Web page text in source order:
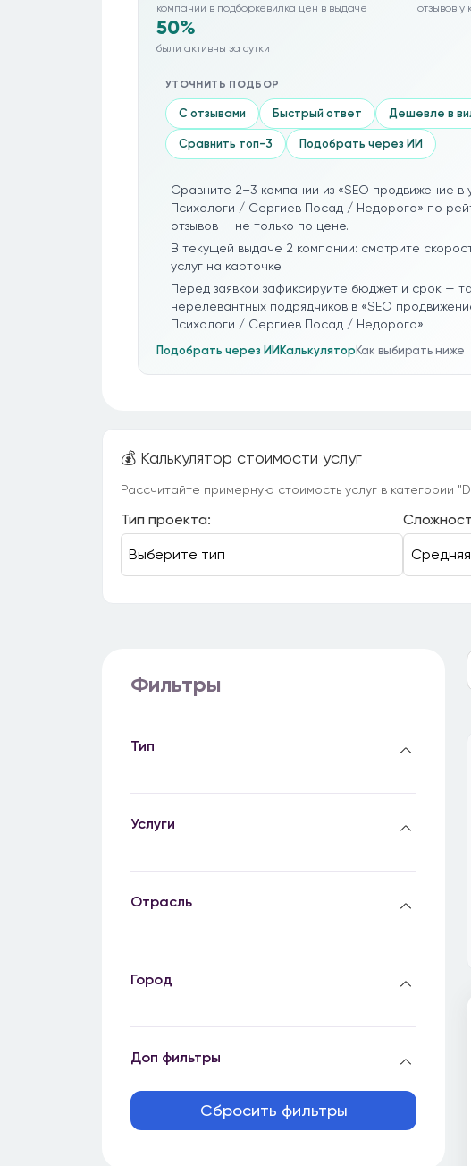
компании в подборкевилка цен в выдаче отзывов у
50%
были активны за сутки
УТОЧНИТЬ ПОДБОР
С отзывами Быстрый ответ Дешевле в
Сравнить топ-3 Подобрать через ИИ
Сравните 2–3 компании из «SEO продвижение
Психологи / Сергиев Посад / Недорого» по
отзывов — не только по цене.
В текущей выдаче 2 компании: смотрите
услуг на карточке.
Перед заявкой зафиксируйте бюджет и срок —
нерелевантных подрядчиков в «SEO
Психологи / Сергиев Посад / Недорого».
Подобрать через ИИКалькуляторКак выбирать ниже
💰 Калькулятор стоимости услуг
Рассчитайте примерную стоимость услуг в категории
Тип проекта:
Фильтры
Тип
Услуги
Отрасль
Город
Доп фильтры
Сбросить фильтры